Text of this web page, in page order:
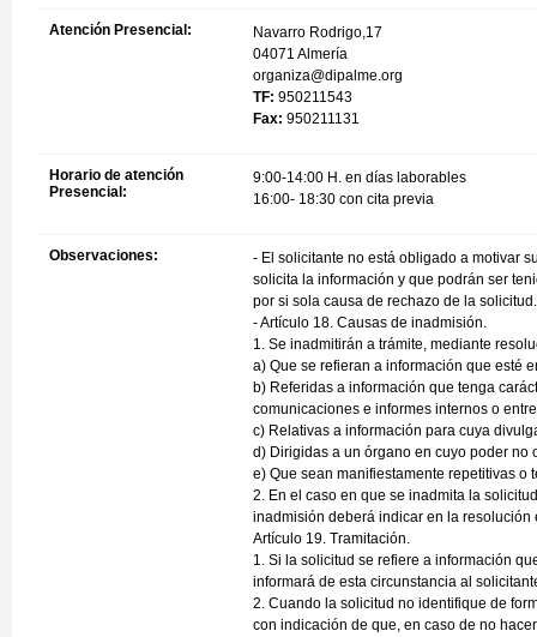
Atención Presencial:
Navarro Rodrigo,17
04071 Almería
organiza@dipalme.org
TF: 950211543
Fax: 950211131
Horario de atención
Presencial:
9:00-14:00 H. en días laborables
16:00- 18:30 con cita previa
Observaciones:
- El solicitante no está obligado a motivar
solicita la información y que podrán ser
por si sola causa de rechazo de la
- Artículo 18. Causas de inadmisión.
1. Se inadmitirán a trámite, mediante
a) Que se refieran a información que esté
b) Referidas a información que tenga
comunicaciones e informes internos o
c) Relativas a información para cuya
d) Dirigidas a un órgano en cuyo poder no
e) Que sean manifiestamente repetitivas o
2. En el caso en que se inadmita la
inadmisión deberá indicar en la
Artículo 19. Tramitación.
1. Si la solicitud se refiere a información
informará de esta circunstancia al
2. Cuando la solicitud no identifique de
con indicación de que, en caso de no